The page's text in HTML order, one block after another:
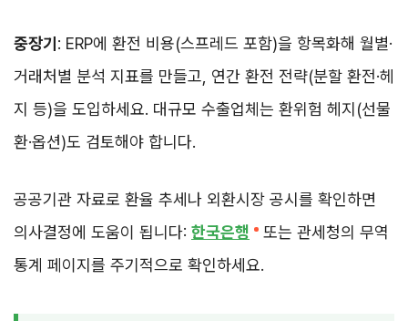
중장기: ERP에 환전 비용(스프레드 포함)을 항목화해 월별·
거래처별 분석 지표를 만들고, 연간 환전 전략(분할 환전·헤
지 등)을 도입하세요. 대규모 수출업체는 환위험 헤지(선물
환·옵션)도 검토해야 합니다.
공공기관 자료로 환율 추세나 외환시장 공시를 확인하면
의사결정에 도움이 됩니다: 한국은행
또는 관세청의 무역
통계 페이지를 주기적으로 확인하세요.